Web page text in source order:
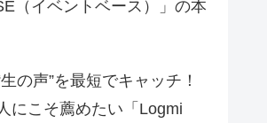
（イベントベース）」の本
の声”を最短でキャッチ！
にこそ薦めたい「Logmi